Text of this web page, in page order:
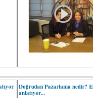
Doğrudan Pazarlama nedir?
anlatıyor...